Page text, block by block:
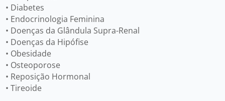
• Diabetes
• Endocrinologia Feminina
• Doenças da Glândula Supra-Renal
• Doenças da Hipófise
• Obesidade
• Osteoporose
• Reposição Hormonal
• Tireoide